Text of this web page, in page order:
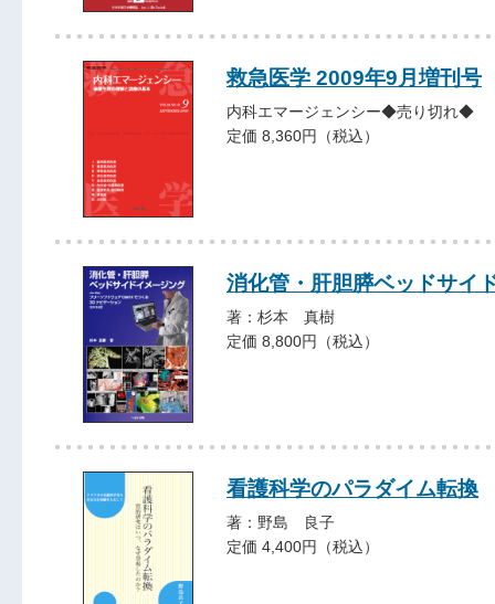
救急医学 2009年9月増刊号
内科エマージェンシー◆売り切れ◆
定価 8,360円（税込）
消化管・肝胆膵ベッドサイ
著：杉本 真樹
定価 8,800円（税込）
看護科学のパラダイム転換
著：野島 良子
定価 4,400円（税込）